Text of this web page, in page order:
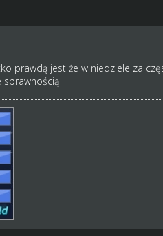
prawdą jest że w niedziele za
sprawnością